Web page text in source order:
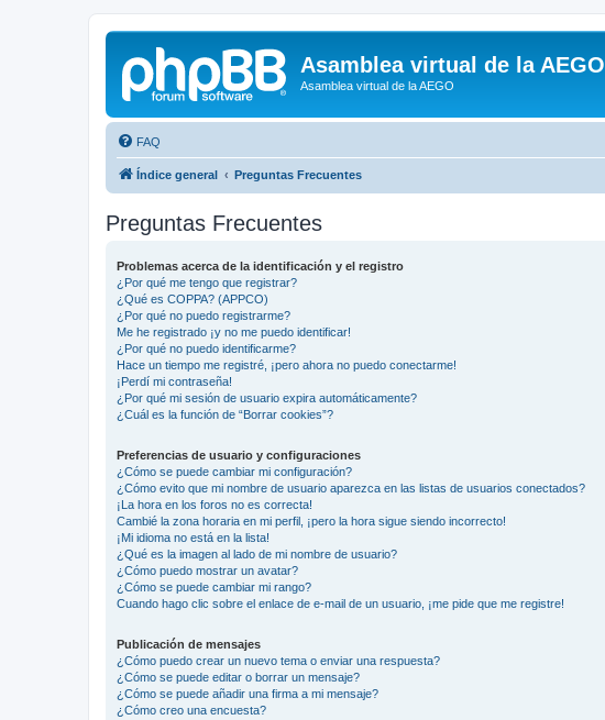
Asamblea virtual de la AEGO
Asamblea virtual de la AEGO
FAQ
Índice general Preguntas Frecuentes
Preguntas Frecuentes
Problemas acerca de la identificación y el registro
¿Por qué me tengo que registrar?
¿Qué es COPPA? (APPCO)
¿Por qué no puedo registrarme?
Me he registrado ¡y no me puedo identificar!
¿Por qué no puedo identificarme?
Hace un tiempo me registré, ¡pero ahora no puedo conectarme!
¡Perdí mi contraseña!
¿Por qué mi sesión de usuario expira automáticamente?
¿Cuál es la función de “Borrar cookies”?
Preferencias de usuario y configuraciones
¿Cómo se puede cambiar mi configuración?
¿Cómo evito que mi nombre de usuario aparezca en las listas de usuarios conectados?
¡La hora en los foros no es correcta!
Cambié la zona horaria en mi perfil, ¡pero la hora sigue siendo incorrecto!
¡Mi idioma no está en la lista!
¿Qué es la imagen al lado de mi nombre de usuario?
¿Cómo puedo mostrar un avatar?
¿Cómo se puede cambiar mi rango?
Cuando hago clic sobre el enlace de e-mail de un usuario, ¡me pide que me registre!
Publicación de mensajes
¿Cómo puedo crear un nuevo tema o enviar una respuesta?
¿Cómo se puede editar o borrar un mensaje?
¿Cómo se puede añadir una firma a mi mensaje?
¿Cómo creo una encuesta?